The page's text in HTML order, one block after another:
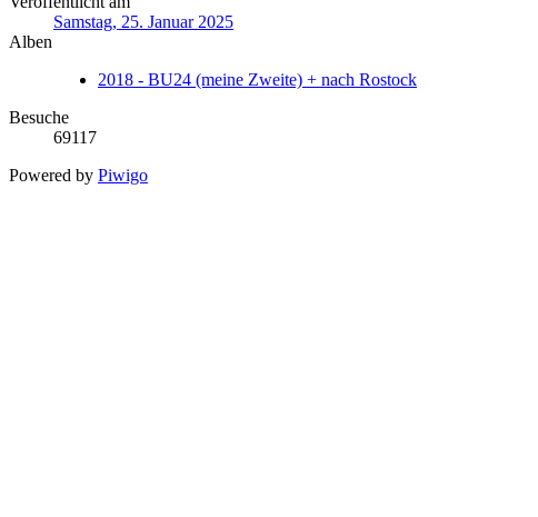
Samstag, 25. Januar 2025
Alben
2018 - BU24 (meine Zweite) + nach Rostock
Besuche
69117
Powered by Piwigo